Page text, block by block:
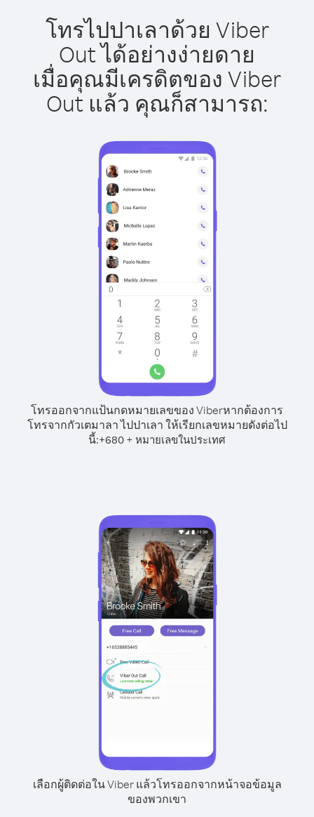
โทรไปปาเลาด้วย Viber
Out ได้อย่างง่ายดาย
เมื่อคุณมีเครดิตของ Viber
Out แล้ว คุณก็สามารถ:
โทรออกจากแป้นกดหมายเลขของ Viberหากต้องการ
โทรจากกัวเตมาลา ไปปาเลา ให้เรียกเลขหมายดังต่อไป
นี้:+680 + หมายเลขในประเทศ
เลือกผู้ติดต่อใน Viber แล้วโทรออกจากหน้าจอข้อมูล
ของพวกเขา